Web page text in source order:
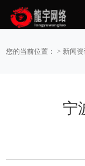
您的当前位置： > 新闻
宁